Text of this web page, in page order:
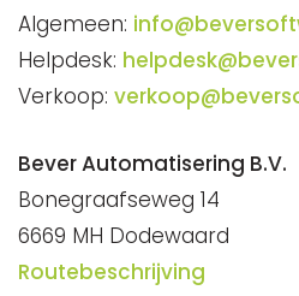
Algemeen:
Helpdesk:
Verkoop:
Bever Automatisering B.V.
Bonegraafseweg 14
6669 MH Dodewaard
Routebeschrijving